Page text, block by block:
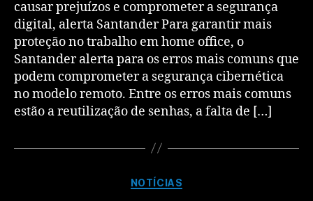
causar prejuízos e comprometer a segurança
digital, alerta Santander Para garantir mais
proteção no trabalho em home office, o
Santander alerta para os erros mais comuns que
podem comprometer a segurança cibernética
no modelo remoto. Entre os erros mais comuns
estão a reutilização de senhas, a falta de […]
NOTÍCIAS